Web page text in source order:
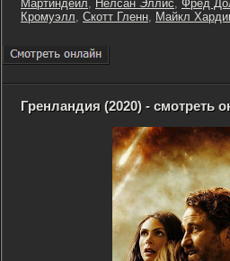
Мартиндейл, Нелсан Эллис, Фред
Кромуэлл, Скотт Гленн, Майкл
Гренландия (2020) - смотреть